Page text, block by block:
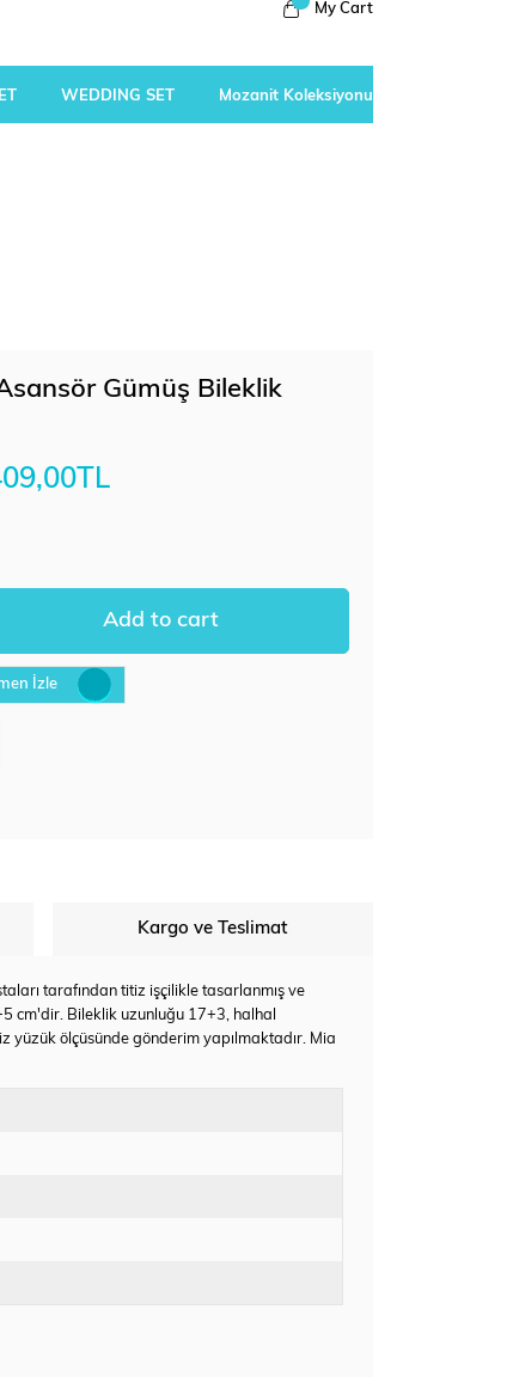
My Cart
WEDDING SET Mozanit Koleksiyonu
Gümüş Bileklik
İzle
Kargo ve Teslimat
tarafından titiz işçilikle tasarlanmış ve
cm'dir. Bileklik uzunluğu 17+3, halhal
yüzük ölçüsünde gönderim yapılmaktadır. Mia